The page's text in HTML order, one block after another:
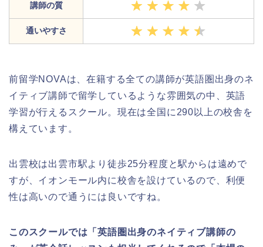
講師の質
通いやすさ
前留学NOVAは、在籍する全ての講師が英語圏出身のネ
イティブ講師で留学しているような雰囲気の中、英語
学習が行えるスクール。現在は全国に290以上の校舎を
構えています。
出雲校は出雲市駅より徒歩25分程度と駅からは遠めで
すが、イオンモール内に校舎を設けているので、利便
性は高いので通うには良いですね。
このスクールでは「英語圏出身のネイティブ講師の